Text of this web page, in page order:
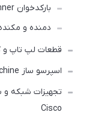
بارکدخوان Barcode Scanner
دمنده و
قطعات لپ تاپ و
اسپرسو ساز Espresso Machine
Cisco